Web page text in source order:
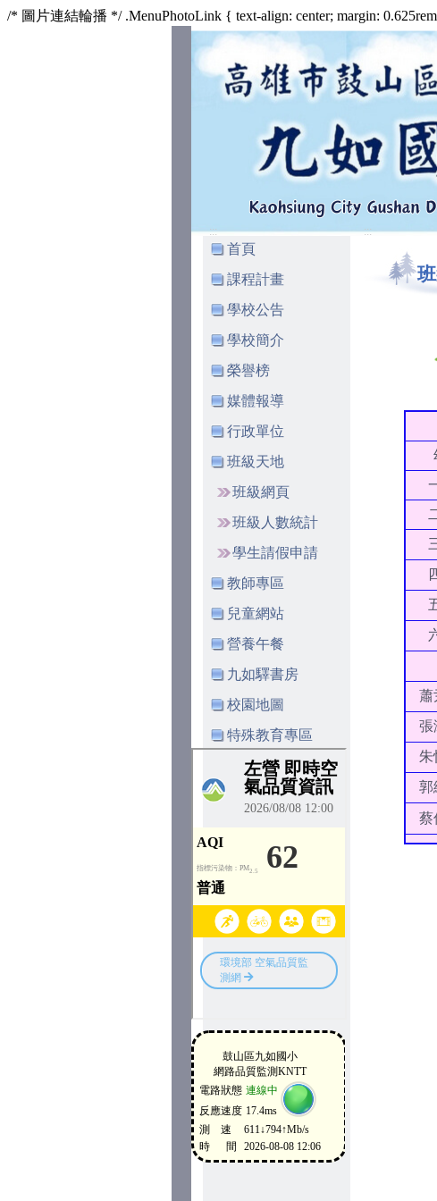
/* 圖片連結輪播 */ .MenuPhotoLink { text-align: center; margin:
:::
首頁
課程計畫
學校公告
學校簡介
榮譽榜
媒體報導
行政單位
班級天地
班級網頁
班級人數統計
學生請假申請
教師專區
兒童網站
營養午餐
九如驛書房
校園地圖
特殊教育專區
:::
蕭
張
朱
郭
蔡